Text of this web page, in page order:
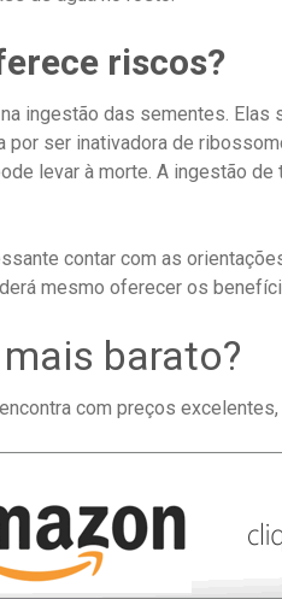
riscos?
ingestão das sementes. Elas
por ser inativadora de
levar à morte. A ingestão
contar com as
mesmo oferecer os
barato?
com preços